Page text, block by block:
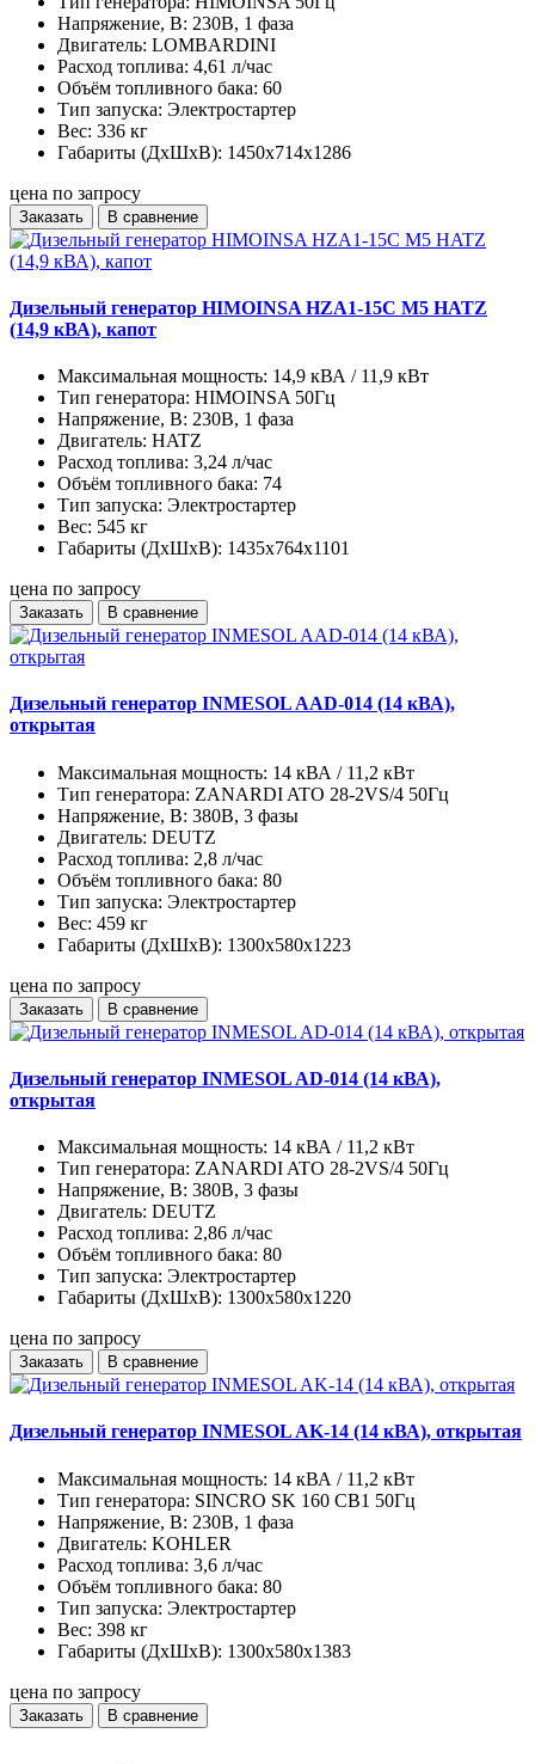
Напряжение, В: 230В, 1 фаза
Двигатель: LOMBARDINI
Расход топлива: 4,61 л/час
Объём топливного бака: 60
Тип запуска: Электростартер
Вес: 336 кг
Габариты (ДхШхВ): 1450x714x1286
цена по запросу
Заказать В сравнение
Дизельный генератор HIMOINSA HZA1-15C M5 HATZ
(14,9 кВА), капот
Максимальная мощность: 14,9 кВА / 11,9 кВт
Тип генератора: HIMOINSA 50Гц
Напряжение, В: 230В, 1 фаза
Двигатель: HATZ
Расход топлива: 3,24 л/час
Объём топливного бака: 74
Тип запуска: Электростартер
Вес: 545 кг
Габариты (ДхШхВ): 1435x764x1101
цена по запросу
Заказать В сравнение
Дизельный генератор INMESOL AAD-014 (14 кВА),
открытая
Максимальная мощность: 14 кВА / 11,2 кВт
Тип генератора: ZANARDI ATO 28-2VS/4 50Гц
Напряжение, В: 380В, 3 фазы
Двигатель: DEUTZ
Расход топлива: 2,8 л/час
Объём топливного бака: 80
Тип запуска: Электростартер
Вес: 459 кг
Габариты (ДхШхВ): 1300х580х1223
цена по запросу
Заказать В сравнение
Дизельный генератор INMESOL AD-014 (14 кВА),
открытая
Максимальная мощность: 14 кВА / 11,2 кВт
Тип генератора: ZANARDI ATO 28-2VS/4 50Гц
Напряжение, В: 380В, 3 фазы
Двигатель: DEUTZ
Расход топлива: 2,86 л/час
Объём топливного бака: 80
Тип запуска: Электростартер
Габариты (ДхШхВ): 1300х580х1220
цена по запросу
Заказать В сравнение
Дизельный генератор INMESOL AK-14 (14 кВА), открытая
Максимальная мощность: 14 кВА / 11,2 кВт
Тип генератора: SINCRO SK 160 CB1 50Гц
Напряжение, В: 230В, 1 фаза
Двигатель: KOHLER
Расход топлива: 3,6 л/час
Объём топливного бака: 80
Тип запуска: Электростартер
Вес: 398 кг
Габариты (ДхШхВ): 1300х580х1383
цена по запросу
Заказать В сравнение